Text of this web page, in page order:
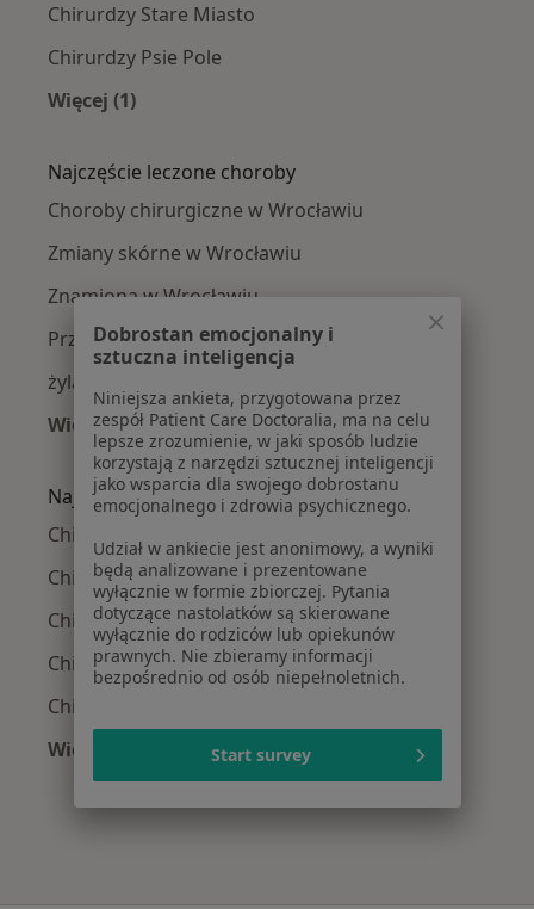
Chirurdzy Stare Miasto
Chirurdzy Psie Pole
Więcej (1)
Najczęście leczone choroby
Choroby chirurgiczne w Wrocławiu
Zmiany skórne w Wrocławiu
Znamiona w Wrocławiu
Przepuklina w Wrocławiu
żylaki kończyn dolnych w Wrocławiu
Więcej (15)
Więcej w kategorii: Najczęście leczone
Najpopularniejsze ubezpieczenia
Chirurdzy z Allianz w Wrocławiu
Chirurdzy z NFZ w Wrocławiu
Chirurdzy z Medicover w Wrocławiu
Chirurdzy z POLMED w Wrocławiu
Chirurdzy z INTER Polska w Wrocławiu
Więcej (3)
Więcej w kategorii: Najpopularniejsze
Dobrostan emocjonalny i
sztuczna inteligencja
Niniejsza ankieta, przygotowana przez
zespół Patient Care Doctoralia, ma na celu
lepsze zrozumienie, w jaki sposób ludzie
korzystają z narzędzi sztucznej inteligencji
jako wsparcia dla swojego dobrostanu
emocjonalnego i zdrowia psychicznego.
Udział w ankiecie jest anonimowy, a wyniki
będą analizowane i prezentowane
wyłącznie w formie zbiorczej. Pytania
dotyczące nastolatków są skierowane
wyłącznie do rodziców lub opiekunów
prawnych. Nie zbieramy informacji
bezpośrednio od osób niepełnoletnich.
Start survey